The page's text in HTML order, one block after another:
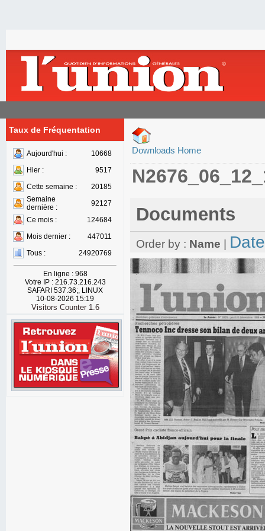
Taux de Fréquentation
Aujourd'hui :
10668
Hier :
9517
Cette semaine :
20185
Semaine
dernière :
92127
Ce mois :
124684
Mois dernier :
447011
Tous :
24920769
En ligne : 968
Votre IP : 216.73.216.243
SAFARI 537.36;, LINUX
10-08-2026 15:19
Visitors Counter 1.6
Downloads Home
Documents
Order by : Name Date